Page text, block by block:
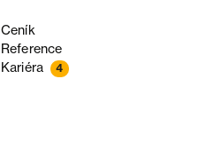
Ceník
Reference
Kariéra 4